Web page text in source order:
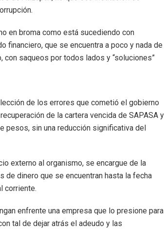
en broma como está sucediendo con
financiero, que se encuentra a poco y nada de
con saqueos por todos lados y “soluciones”
de los errores que cometió el gobierno
de la cartera vencida de SAPASA y
pesos, sin una reducción significativa del
externo al organismo, se encargue de la
de dinero que se encuentran hasta la fecha
corriente.
enfrente una empresa que lo presione para
tal de dejar atrás el adeudo y las